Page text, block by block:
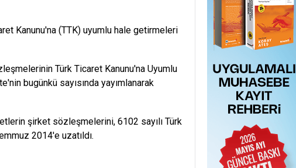
Kanunu'na (TTK) uyumlu hale getirmeleri
Türk Ticaret Kanunu'na Uyumlu
bugünkü sayısında yayımlanarak
şirket sözleşmelerini, 6102 sayılı Türk
2014'e uzatıldı.